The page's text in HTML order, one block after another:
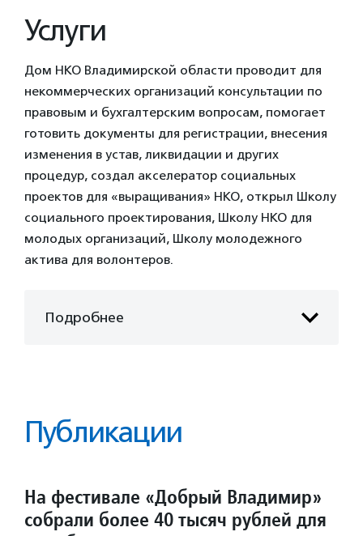
Услуги
Дом НКО Владимирской области проводит для
некоммерческих организаций консультации по
правовым и бухгалтерским вопросам, помогает
готовить документы для регистрации, внесения
изменения в устав, ликвидации и других
процедур, создал акселератор социальных
проектов для «выращивания» НКО, открыл Школу
социального проектирования, Школу НКО для
молодых организаций, Школу молодежного
актива для волонтеров.
Подробнее
Публикации
На фестивале «Добрый Владимир»
собрали более 40 тысяч рублей для